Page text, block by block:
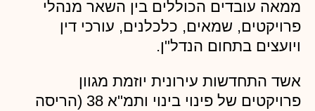
ממאה עובדים הכוללים בין השאר מנהלי
פרויקטים, שמאים, כלכלנים, עורכי דין
ויועצים בתחום הנדל"ן.
אשד התחדשות עירונית יוזמת מגוון
פרויקטים של פינוי בינוי ותמ"א 38 (הריסה